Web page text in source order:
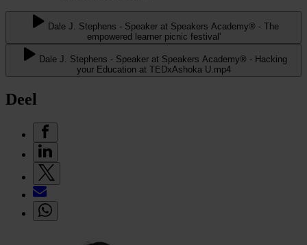
Dale J. Stephens - Speaker at Speakers Academy® - The
empowered learner picnic festival'
Dale J. Stephens - Speaker at Speakers Academy® - Hacking
your Education at TEDxAshoka U.mp4
Deel